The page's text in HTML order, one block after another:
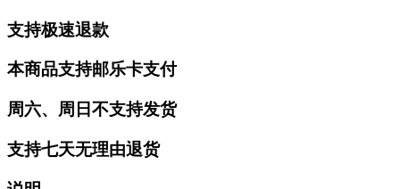
支持极速退款
本商品支持邮乐卡支付
周六、周日不支持发货
支持七天无理由退货